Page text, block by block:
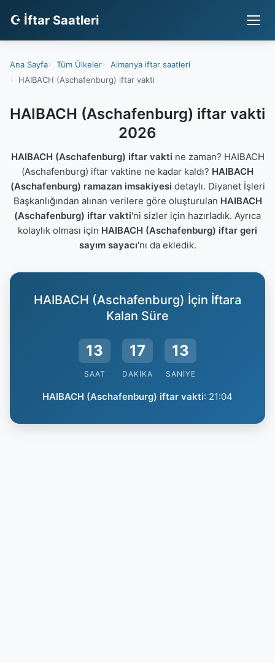
☪ İftar Saatleri
Ana Sayfa Tüm Ülkeler
Almanya iftar saatleri
HAIBACH (Aschafenburg) iftar vakti
HAIBACH (Aschafenburg) iftar vakti
2026
HAIBACH (Aschafenburg) iftar vakti ne zaman? HAIBACH
(Aschafenburg) iftar vaktine ne kadar kaldı? HAIBACH
(Aschafenburg) ramazan imsakiyesi detaylı. Diyanet İşleri
Başkanlığından alınan verilere göre oluşturulan HAIBACH
(Aschafenburg) iftar vakti'ni sizler için hazırladık. Ayrıca
kolaylık olması için HAIBACH (Aschafenburg) iftar geri
sayım sayacı'nı da ekledik.
HAIBACH (Aschafenburg) İçin İftara
Kalan Süre
13
SAAT
17
DAKIKA
12
SANIYE
HAIBACH (Aschafenburg) iftar vakti: 21:04